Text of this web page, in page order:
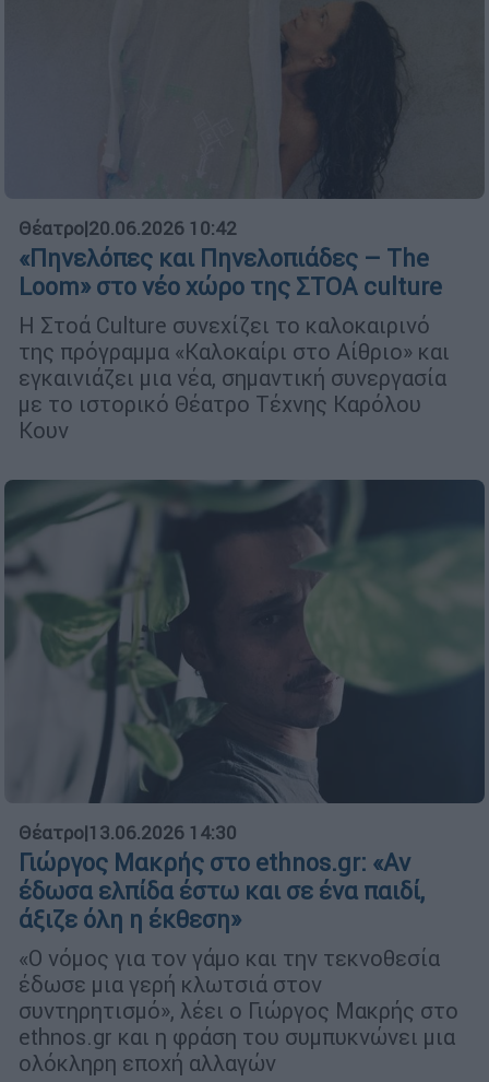
Θέατρο|20.06.2026 10:42
«Πηνελόπες και Πηνελοπιάδες – The
Loom» στο νέο χώρο της ΣΤΟΑ culture
Η Στοά Culture συνεχίζει το καλοκαιρινό
της πρόγραμμα «Καλοκαίρι στο Αίθριο» και
εγκαινιάζει μια νέα, σημαντική συνεργασία
με το ιστορικό Θέατρο Τέχνης Καρόλου
Κουν
Θέατρο|13.06.2026 14:30
Γιώργος Μακρής στο ethnos.gr: «Αν
έδωσα ελπίδα έστω και σε ένα παιδί,
άξιζε όλη η έκθεση»
«Ο νόμος για τον γάμο και την τεκνοθεσία
έδωσε μια γερή κλωτσιά στον
συντηρητισμό», λέει ο Γιώργος Μακρής στο
ethnos.gr και η φράση του συμπυκνώνει μια
ολόκληρη εποχή αλλαγών